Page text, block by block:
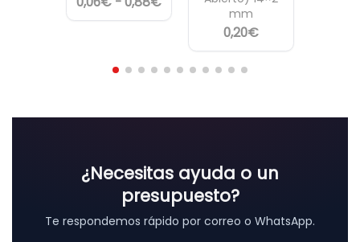
a
o
c
i
o
s
mm
0,20€
¿Necesitas ayuda o un
presupuesto?
Te respondemos rápido por correo o WhatsApp.